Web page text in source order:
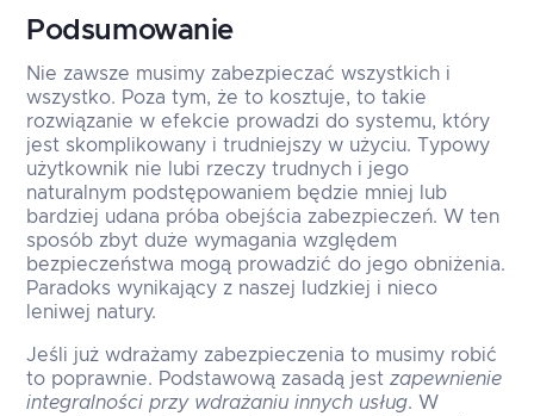
Podsumowanie
Nie zawsze musimy zabezpieczać wszystkich i
wszystko. Poza tym, że to kosztuje, to takie
rozwiązanie w efekcie prowadzi do systemu, który
jest skomplikowany i trudniejszy w użyciu. Typowy
użytkownik nie lubi rzeczy trudnych i jego
naturalnym podstępowaniem będzie mniej lub
bardziej udana próba obejścia zabezpieczeń. W ten
sposób zbyt duże wymagania względem
bezpieczeństwa mogą prowadzić do jego obniżenia.
Paradoks wynikający z naszej ludzkiej i nieco
leniwej natury.
Jeśli już wdrażamy zabezpieczenia to musimy robić
to poprawnie. Podstawową zasadą jestzapewnienie
integralności przy wdrażaniu innych usług. W